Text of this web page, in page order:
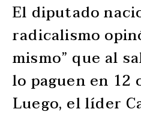
El diputado
radicalismo
mismo” que al
lo paguen en 12
Luego, el líder